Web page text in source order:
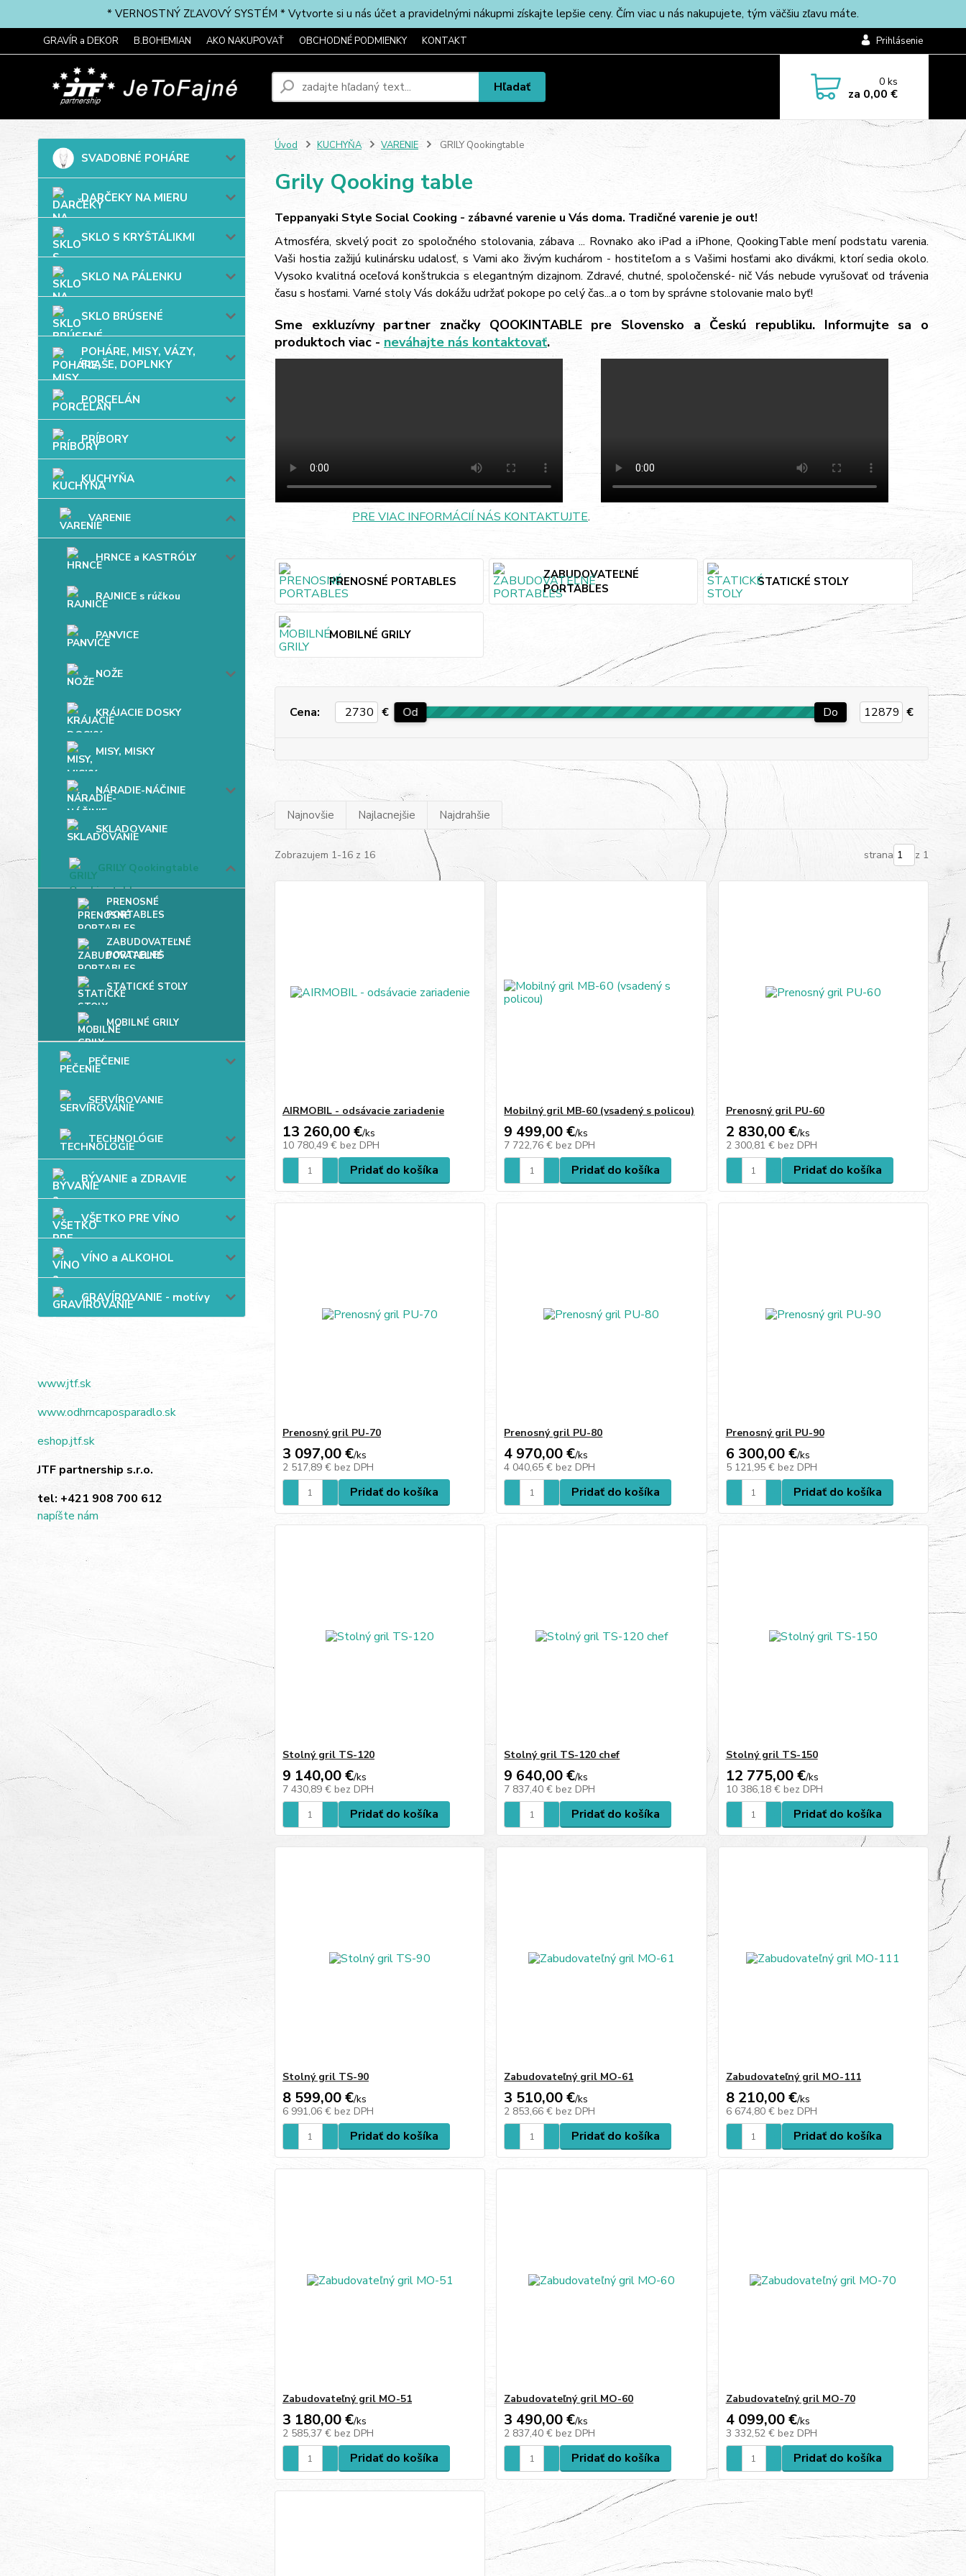
* VERNOSTNÝ ZĽAVOVÝ SYSTÉM * Vytvorte si u nás účet a pravidelnými nákupmi získajte lepšie ceny. Čím viac u nás nakupujete, tým väčšiu zľavu máte.
GRAVÍR a DEKOR B.BOHEMIAN AKO NAKUPOVAŤ OBCHODNÉ PODMIENKY KONTAKT Prihlásenie
Hľadať 0ks
za 0,00 €
SVADOBNÉ POHÁRE
DARČEKY NA MIERU
SKLO S KRYŠTÁLIKMI
SKLO NA PÁLENKU
SKLO BRÚSENÉ
POHÁRE, MISY, VÁZY,
FĽAŠE, DOPLNKY
PORCELÁN
PRÍBORY
KUCHYŇA
VARENIE
HRNCE a KASTRÓLY
RAJNICE s rúčkou
PANVICE
NOŽE
KRÁJACIE DOSKY
MISY, MISKY
NÁRADIE-NÁČINIE
SKLADOVANIE
GRILY Qookingtable
PRENOSNÉ
PORTABLES
ZABUDOVATEĽNÉ
PORTABLES
STATICKÉ STOLY
MOBILNÉ GRILY
PEČENIE
SERVÍROVANIE
TECHNOLÓGIE
BÝVANIE a ZDRAVIE
VŠETKO PRE VÍNO
VÍNO a ALKOHOL
GRAVÍROVANIE - motívy
www.jtf.sk
www.odhrncaposparadlo.sk
eshop.jtf.sk
JTF partnership s.r.o.
tel: +421 908 700 612
napíšte nám
Úvod KUCHYŇA VARENIE GRILY Qookingtable
Grily Qooking table
Teppanyaki Style Social Cooking - zábavné varenie u Vás doma. Tradičné varenie je out!
Atmosféra, skvelý pocit zo spoločného stolovania, zábava ... Rovnako ako iPad a iPhone, QookingTable mení podstatu varenia.
Vaši hostia zažijú kulinársku udalosť, s Vami ako živým kuchárom - hostiteľom a s Vašimi hosťami ako divákmi, ktorí sedia okolo.
Vysoko kvalitná oceľová konštrukcia s elegantným dizajnom. Zdravé, chutné, spoločenské- nič Vás nebude vyrušovať od trávenia
času s hosťami. Varné stoly Vás dokážu udržať pokope po celý čas...a o tom by správne stolovanie malo byť!
Sme exkluzívny partner značky QOOKINTABLE pre Slovensko a Českú republiku. Informujte sa o
produktoch viac - neváhajte nás kontaktovať.
PRE VIAC INFORMÁCIÍ NÁS KONTAKTUJTE.
PRENOSNÉ PORTABLES
ZABUDOVATEĽNÉ
PORTABLES
STATICKÉ STOLY
MOBILNÉ GRILY
Cena: € Od Do €
Najnovšie Najlacnejšie Najdrahšie
Zobrazujem 1-16 z 16 strana z 1
AIRMOBIL - odsávacie zariadenie
13 260,00 €/ks
10 780,49 € bez DPH
Pridať do košíka
Mobilný gril MB-60 (vsadený s policou)
9 499,00 €/ks
7 722,76 € bez DPH
Pridať do košíka
Prenosný gril PU-60
2 830,00 €/ks
2 300,81 € bez DPH
Pridať do košíka
Prenosný gril PU-70
3 097,00 €/ks
2 517,89 € bez DPH
Pridať do košíka
Prenosný gril PU-80
4 970,00 €/ks
4 040,65 € bez DPH
Pridať do košíka
Prenosný gril PU-90
6 300,00 €/ks
5 121,95 € bez DPH
Pridať do košíka
Stolný gril TS-120
9 140,00 €/ks
7 430,89 € bez DPH
Pridať do košíka
Stolný gril TS-120 chef
9 640,00 €/ks
7 837,40 € bez DPH
Pridať do košíka
Stolný gril TS-150
12 775,00 €/ks
10 386,18 € bez DPH
Pridať do košíka
Stolný gril TS-90
8 599,00 €/ks
6 991,06 € bez DPH
Pridať do košíka
Zabudovateľný gril MO-61
3 510,00 €/ks
2 853,66 € bez DPH
Pridať do košíka
Zabudovateľný gril MO-111
8 210,00 €/ks
6 674,80 € bez DPH
Pridať do košíka
Zabudovateľný gril MO-51
3 180,00 €/ks
2 585,37 € bez DPH
Pridať do košíka
Zabudovateľný gril MO-60
3 490,00 €/ks
2 837,40 € bez DPH
Pridať do košíka
Zabudovateľný gril MO-70
4 099,00 €/ks
3 332,52 € bez DPH
Pridať do košíka